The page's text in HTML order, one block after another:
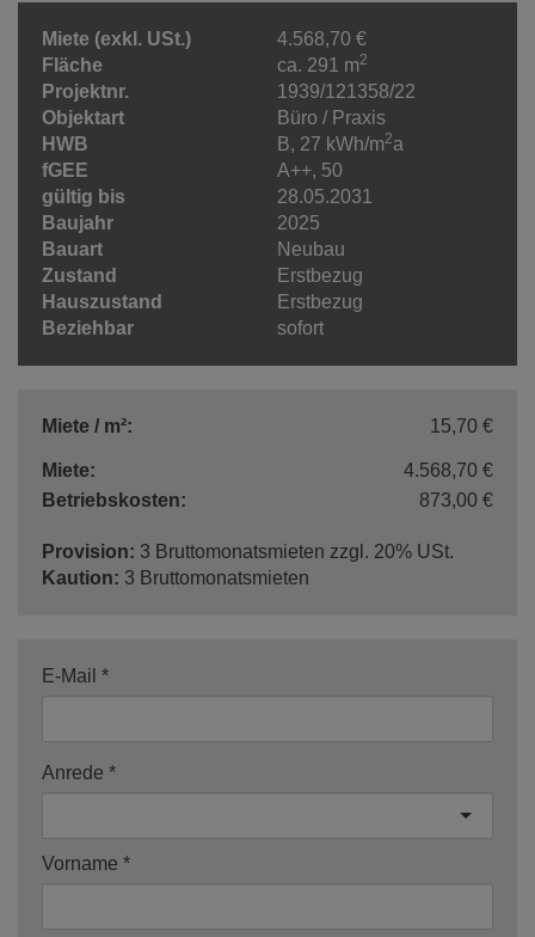
Miete (exkl. USt.)
4.568,70 €
Fläche
ca. 291 m2
Projektnr.
1939/121358/22
Objektart
Büro / Praxis
HWB
B, 27 kWh/m2a
fGEE
A++, 50
gültig bis
28.05.2031
Baujahr
2025
Bauart
Neubau
Zustand
Erstbezug
Hauszustand
Erstbezug
Beziehbar
sofort
Miete / m²: 15,70 €
Miete:
4.568,70 €
Betriebskosten:
873,00 €
Provision: 3 Bruttomonatsmieten zzgl. 20% USt.
Kaution: 3 Bruttomonatsmieten
E-Mail
Anrede
Vorname